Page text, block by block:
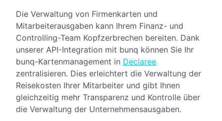
Die Verwaltung von Firmenkarten und
Mitarbeiterausgaben kann Ihrem Finanz- und
Controlling-Team Kopfzerbrechen bereiten. Dank
unserer API-Integration mit bunq können Sie Ihr
bunq-Kartenmanagement in Declaree
zentralisieren. Dies erleichtert die Verwaltung der
Reisekosten Ihrer Mitarbeiter und gibt Ihnen
gleichzeitig mehr Transparenz und Kontrolle über
die Verwaltung der Unternehmensausgaben.